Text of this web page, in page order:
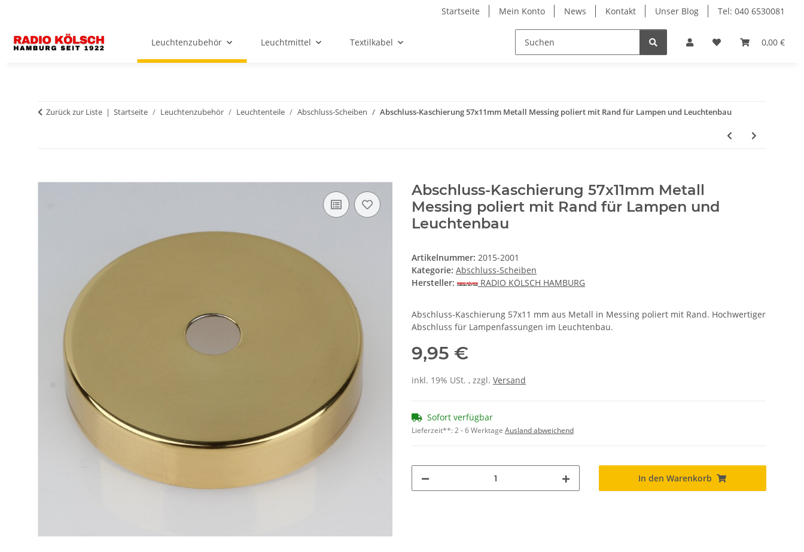
Startseite Mein Konto News Kontakt Unser Blog Tel: 040 6530081
0,00 €
Leuchtenzubehör Leuchtmittel Textilkabel
Zurück zur Liste Startseite Leuchtenzubehör Leuchtenteile Abschluss-Scheiben Abschluss-Kaschierung 57x11mm Metall Messing poliert mit Rand für Lampen und Leuchtenbau
Abschluss-Kaschierung 57x11mm Metall
Messing poliert mit Rand für Lampen und
Leuchtenbau
Artikelnummer: 2015-2001
Kategorie: Abschluss-Scheiben
Hersteller:
RADIO KÖLSCH HAMBURG
Abschluss-Kaschierung 57x11 mm aus Metall in Messing poliert mit Rand. Hochwertiger
Abschluss für Lampenfassungen im Leuchtenbau.
9,95 €
inkl. 19% USt. , zzgl. Versand
Sofort verfügbar
Lieferzeit**:2 - 6 Werktage Ausland abweichend
In den Warenkorb